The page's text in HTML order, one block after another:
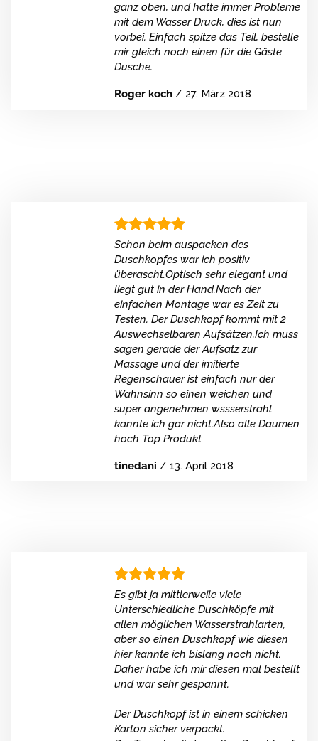
ganz oben, und hatte immer Probleme
mit dem Wasser Druck, dies ist nun
vorbei. Einfach spitze das Teil, bestelle
mir gleich noch einen für die Gäste
Dusche.
Roger koch / 27. März 2018
Schon beim auspacken des
Duschkopfes war ich positiv
überascht.Optisch sehr elegant und
liegt gut in der Hand.Nach der
einfachen Montage war es Zeit zu
Testen. Der Duschkopf kommt mit 2
Auswechselbaren Aufsätzen.Ich muss
sagen gerade der Aufsatz zur
Massage und der imitierte
Regenschauer ist einfach nur der
Wahnsinn so einen weichen und
super angenehmen wssserstrahl
kannte ich gar nicht.Also alle Daumen
hoch Top Produkt
tinedani / 13. April 2018
Es gibt ja mittlerweile viele
Unterschiedliche Duschköpfe mit
allen möglichen Wasserstrahlarten,
aber so einen Duschkopf wie diesen
hier kannte ich bislang noch nicht.
Daher habe ich mir diesen mal bestellt
und war sehr gespannt.
Der Duschkopf ist in einem schicken
Karton sicher verpackt.